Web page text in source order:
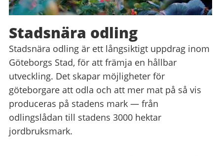
Stadsnära odling
Stadsnära odling är ett långsiktigt uppdrag inom
Göteborgs Stad, för att främja en hållbar
utveckling. Det skapar möjligheter för
göteborgare att odla och att mer mat på så vis
produceras på stadens mark — från
odlingslådan till stadens 3000 hektar
jordbruksmark.